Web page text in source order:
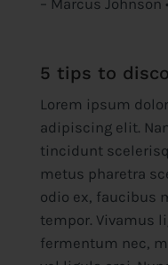
– Marcus Johnson
5 tips to
Lorem ipsum
adipiscing elit.
tincidunt
metus pharetra
odio ex, faucibus
tempor. Vivamus
fermentum nec,